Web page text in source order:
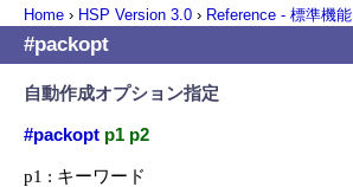
Home › HSP Version 3.0 › Reference - 標準機能
#packopt
自動作成オプション指定
#packopt p1 p2
p1 : キーワード